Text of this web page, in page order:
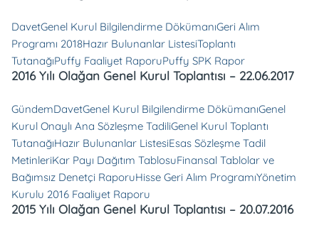
DavetGenel Kurul Bilgilendirme DökümanıGeri Alım
Programı 2018Hazır Bulunanlar ListesiToplantı
TutanağıPuffy Faaliyet RaporuPuffy SPK Rapor
2016 Yılı Olağan Genel Kurul Toplantısı – 22.06.2017
GündemDavetGenel Kurul Bilgilendirme DökümanıGenel
Kurul Onaylı Ana Sözleşme TadiliGenel Kurul Toplantı
TutanağıHazır Bulunanlar ListesiEsas Sözleşme Tadil
MetinleriKar Payı Dağıtım TablosuFinansal Tablolar ve
Bağımsız Denetçi RaporuHisse Geri Alım ProgramıYönetim
Kurulu 2016 Faaliyet Raporu
2015 Yılı Olağan Genel Kurul Toplantısı – 20.07.2016